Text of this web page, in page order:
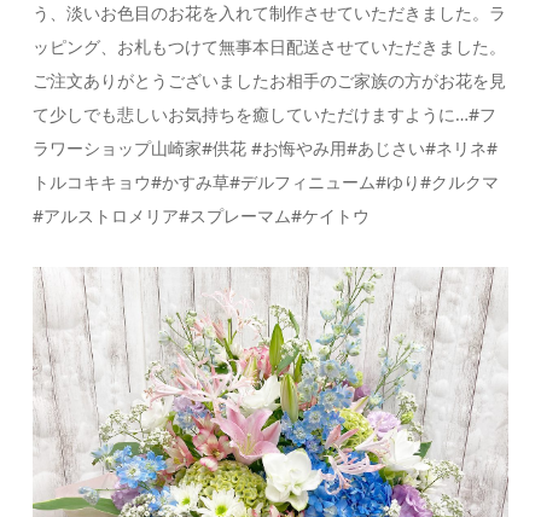
う、淡いお色目のお花を入れて制作させていただきました。ラ
ッピング、お札もつけて無事本日配送させていただきました。
ご注文ありがとうございましたお相手のご家族の方がお花を見
て少しでも悲しいお気持ちを癒していただけますように…#フ
ラワーショップ山崎家#供花 #お悔やみ用#あじさい#ネリネ#
トルコキキョウ#かすみ草#デルフィニューム#ゆり#クルクマ
#アルストロメリア#スプレーマム#ケイトウ